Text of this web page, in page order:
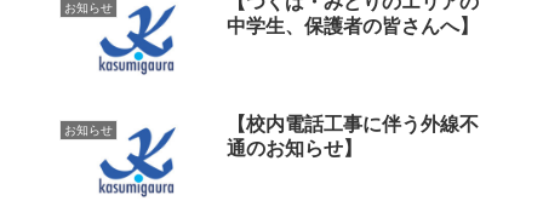
お知らせ
中学生、保護者の皆さんへ】
お知らせ
【校内電話工事に伴う外線不
通のお知らせ】